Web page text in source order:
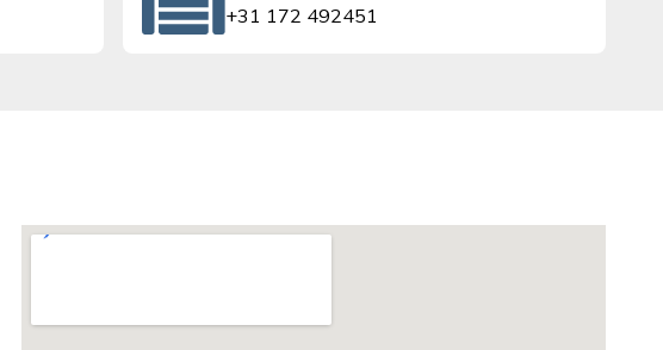
+31 172 492451